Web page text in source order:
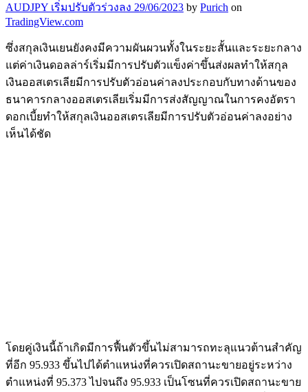
AUDJPY เริ่มปรับตัวร่วงลง 29/06/2023 by Purich on
TradingView.com
ซึ่งสกุลเงินเยนยังคงมีความผันผวนทั้งในระยะสั้นและระยะกลาง
แต่ค่าเงินดอลล่าร์เริ่มมีการปรับตัวแข็งค่าขึ้นส่งผลทำให้สกุล
เงินออสเตรเลียมีการปรับตัวอ่อนค่าลงประกอบกับทางด้านของ
ธนาคารกลางออสเตรเลียเริ่มมีการส่งสัญญาณในการคงอัตรา
ดอกเบี้ยทำให้สกุลเงินออสเตรเลียมีการปรับตัวอ่อนค่าลงอย่าง
เห็นได้ชัด
โดยคู่เงินนี้ถ้าเกิดมีการฟื้นตัวขึ้นไม่สามารถทะลุแนวต้านสำคัญ
ที่อีก 95.933 ขึ้นไปได้ตำแหน่งที่ควรเปิดสถานะขายอยู่ระหว่าง
ตำแหน่งที่ 95.373 ไปจนถึง 95.933 เป็นโซนที่ควรเปิดสถานะขาย